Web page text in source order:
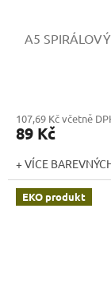
A5
107,69 Kč včetně
89 Kč
+ VÍCE
EKO produkt